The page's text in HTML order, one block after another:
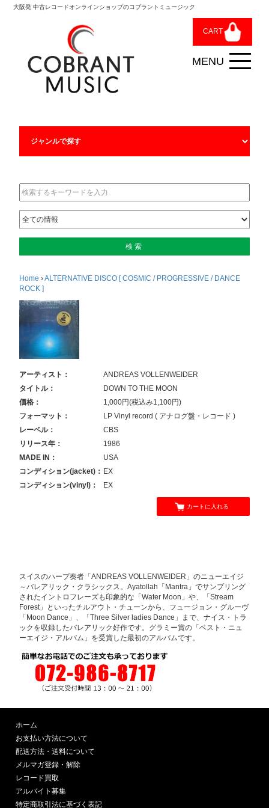
大阪発 中古レコードオンラインショップのコブラントミュージック
CART
Home ›ALTERNATIVE DISCO [ COSMIC / PROGRESSIVE / DANCE
ROCK ]
アーティスト：
ANDREAS VOLLENWEIDER
タイトル：
DOWN TO THE MOON
価格：
1,000円(税込み1,100円)
フォーマット：
LP Vinyl record ( アナログ盤・レコード )
レーベル：
CBS
リリース年：
1986
MADE IN：
USA
コンディション(jacket)： EX
コンディション(vinyl)：
EX
カートに入れる
スイスのハープ奏者「ANDREAS VOLLENWEIDER」のニューエイジ
～バレアリック・クラシックス。Ayatollah「Mantra」でサンプリング
されたイントロフレーズも印象的な「Water Moon」や、「Stream
Forest」といったチルアウト・チューンから、フュージョン・グルーヴ
「Moon Dance」、「Three Silver ladies Dance」まで、ナイス・トラ
ックを収録したバレアリック好作です。グラミー賞の「ベスト・ニュ
ーエイジ・アルバム」を受賞した最初のアルバムです。
ホーム
お支払い方法について
配送方法・送料について
メルマガ登録・解除
レコード買取
アルバイト募集
特定商取引法に基づく表記